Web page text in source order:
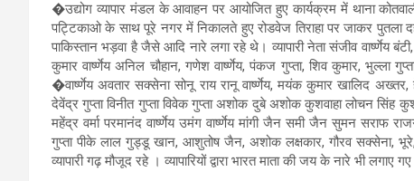
�उद्योग व्यापार मंडल के आवाहन पर आयोजित हुए कार्यक्रम में थाना
पट्टिकाओ के साथ पूरे नगर में निकालते हुए रोडवेज तिराहा पर जाकर
पाकिस्तान भड़वा है जैसे आदि नारे लगा रहे थे। व्यापारी नेता संजीव वार्ष्णेय
कुमार वार्ष्णेय अनिल चौहान, गणेश वार्ष्णेय, पंकज गुप्ता, शिव कुमार, भुल्ला
�वार्ष्णेय अवतार सक्सेना सोनू राय रानू वार्ष्णेय, मयंक कुमार खालिद अख्तर,
देवेंद्र गुप्ता विनीत गुप्ता विवेक गुप्ता अशोक दुबे अशोक कुशवाहा लोचन सिंह
महेंद्र वर्मा परमानंद वार्ष्णेय उमंग वार्ष्णेय मांगी जैन समी जैन सुमन सराफ
गुप्ता पीके लाल गुड्डू खान, आशुतोष जैन, अशोक लक्षकार, गौरव सक्सेना,
व्यापारी गढ़ मौजूद रहे । व्यापारियों द्वारा भारत माता की जय के नारे भी लगाए